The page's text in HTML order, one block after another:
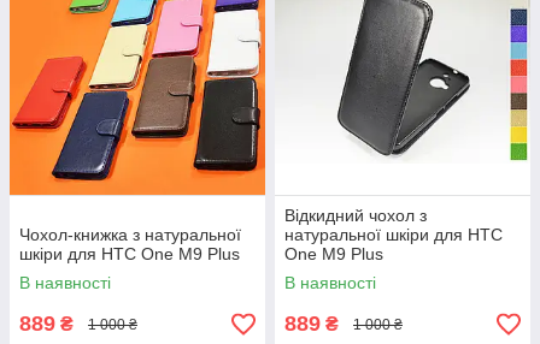
Чохол-книжка з натуральної
шкіри для HTC One M9 Plus
В наявності
889 ₴ 1 000 ₴
Відкидний чохол з
натуральної шкіри для HTC
One M9 Plus
В наявності
889 ₴ 1 000 ₴